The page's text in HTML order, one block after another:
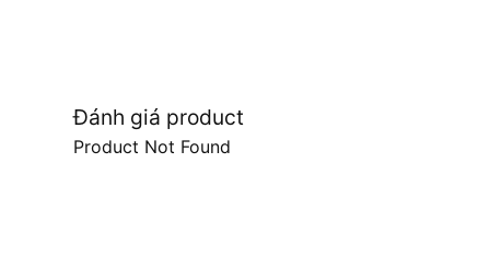
Đánh giá product
Product Not Found